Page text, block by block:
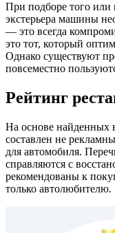
При подборе того или
экстерьера машины
— это всегда
это тот, который
Однако существуют
повсеместно
Рейтинг
На основе найденных
составлен не
для автомобиля.
справляются с
рекомендованы к
только автолюбителю.